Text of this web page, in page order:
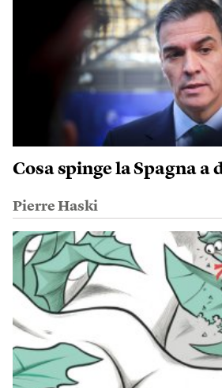
Cosa spinge la Spagna a
Pierre Haski